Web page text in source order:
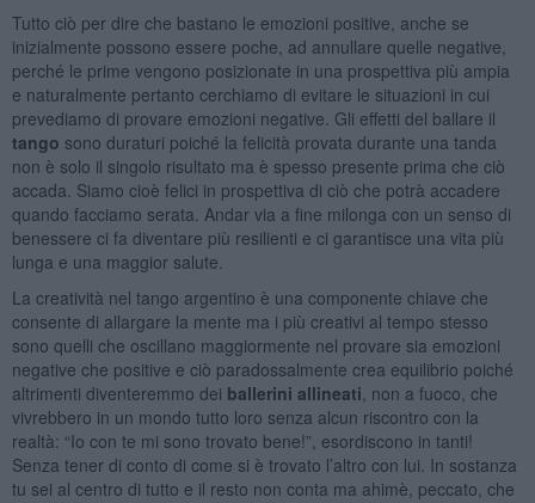
Tutto ciò per dire che bastano le emozioni positive, anche se
inizialmente possono essere poche, ad annullare quelle negative,
perché le prime vengono posizionate in una prospettiva più ampia
e naturalmente pertanto cerchiamo di evitare le situazioni in cui
prevediamo di provare emozioni negative. Gli effetti del ballare il
tango sono duraturi poiché la felicità provata durante una tanda
non è solo il singolo risultato ma è spesso presente prima che ciò
accada. Siamo cioè felici in prospettiva di ciò che potrà accadere
quando facciamo serata. Andar via a fine milonga con un senso di
benessere ci fa diventare più resilienti e ci garantisce una vita più
lunga e una maggior salute.
La creatività nel tango argentino è una componente chiave che
consente di allargare la mente ma i più creativi al tempo stesso
sono quelli che oscillano maggiormente nel provare sia emozioni
negative che positive e ciò paradossalmente crea equilibrio poiché
altrimenti diventeremmo dei ballerini allineati , non a fuoco, che
vivrebbero in un mondo tutto loro senza alcun riscontro con la
realtà: “Io con te mi sono trovato bene!”, esordiscono in tanti!
Senza tener di conto di come si è trovato l’altro con lui. In sostanza
tu sei al centro di tutto e il resto non conta ma ahimè, peccato, che